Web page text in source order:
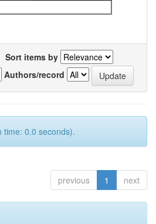
Sort items by
Authors/record
time: 0.0 seconds).
previous 1 next